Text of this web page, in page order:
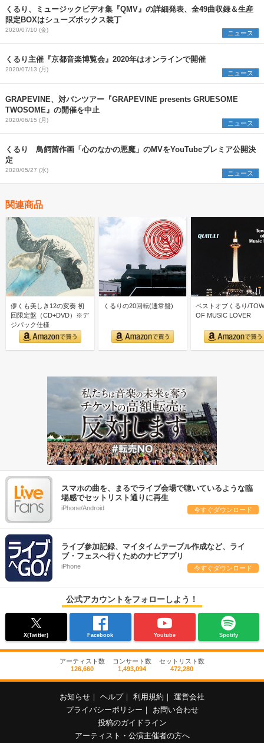
くるり、ミュージックビデオ集『QMV』の詳細発表、全49曲収録＆生産
限定BOXはシューズボックス装丁
2020/07/10 (金) ニュース
くるり主催『京都音楽博覧会』2020年はオンラインで開催
2020/07/13 (月) ニュース
GRAPEVINE、対バンツアー『GRAPEVINE presents GRUESOME
TWOSOME』の開催を中止
2020/06/15 (月) ニュース
くるり 鳥飼茜作画「心のなかの悪魔」のMVをYouTubeプレミア公開決
定
2020/05/27 (水) ニュース
関連商品
儚くも美しき12の変奏 初
回限定盤（CD+DVD）※デ
ジパック仕様
くるりの20回転(通常盤)
ベストオブくるり/
OF MUSIC LOVER
スマホの曲を、まるでライブ会場で聴いているような臨
場感でセットリスト通りに再生
iPhone/Android 今すぐダウンロード
ライブ参加記録、マイタイムテーブル作成など、ライ
ブ・フェスへ行くためのナビアプリ
iPhone 今すぐダウンロード
公式アカウントをフォローしよう！
X(Twitter) Facebook Youtube Spotify
アーティスト数
126,660
コンサート数
1,493,094
セットリスト数
472,280
お知らせ ｜ ヘルプ｜ 利用規約 ｜ 運営会社
プライバシーポリシー ｜
お問い合わせ
投稿のガイドライン
アーティスト・公演主催者の方へ